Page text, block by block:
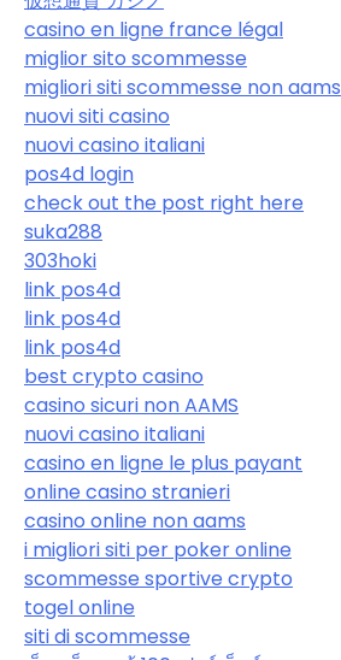
casino en ligne france légal
miglior sito scommesse
migliori siti scommesse non aams
nuovi siti casino
nuovi casino italiani
pos4d login
check out the post right here
suka288
303hoki
link pos4d
link pos4d
link pos4d
best crypto casino
casino sicuri non AAMS
nuovi casino italiani
casino en ligne le plus payant
online casino stranieri
casino online non aams
i migliori siti per poker online
scommesse sportive crypto
togel online
siti di scommesse